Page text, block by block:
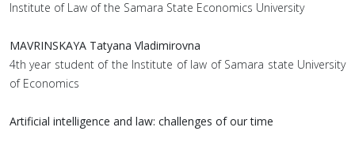
Institute of Law of the Samara State Economics University
MAVRINSKAYA Tatyana Vladimirovna
4th year student of the Institute of law of Samara state University
of Economics
Artificial intelligence and law: challenges of our time